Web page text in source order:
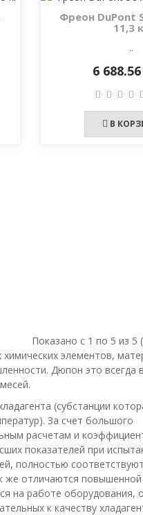
элементов,
Дюпон это всегда
(субстанции
За счет большого
расчетам и
показателей при
полностью
же отличаются
на работе оборудования,
к качеству
Фреон DuPont
11,3
..
6
В
Показано с 1 по 5 из 5